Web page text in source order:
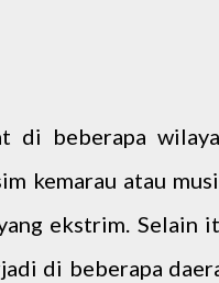
di beberapa
kemarau atau
ekstrim. Selain
di beberapa